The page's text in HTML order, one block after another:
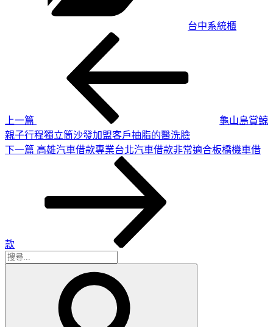
台中系統櫃
上一篇
龜山島賞鯨
親子行程獨立筒沙發加盟客戶抽脂的醫洗臉
下
下一篇 高雄汽車借款專業台北汽車借款非常適合板橋機車借
款
搜